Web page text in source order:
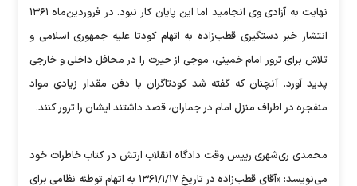
‌‌نهایت به آزادی وی انجامید اما این پایان کار نبود. در فروردین‌ماه ۱۳۶۱
انتشار خبر دستگیری قطب‌زاده به اتهام کودتا علیه جمهوری اسلامی و
تلاش برای ترور امام خمینی، موجی از حیرت را در محافل داخلی و خارجی
پدید آورد. آنچنان که گفته شد کودتاگران با دفن مقدار زیادی مواد
منفجره در اطراف منزل امام در جماران، قصد داشتند ایشان را ترور کنند.
محمدی ری‌شهری رییس وقت دادگاه انقلاب ارتش در کتاب خاطرات خود
می‌نویسد: «آقای قطب‌زاده در تاریخ ۱۳۶۱/۱/۱۷ به اتهام توطئه نظامی برای